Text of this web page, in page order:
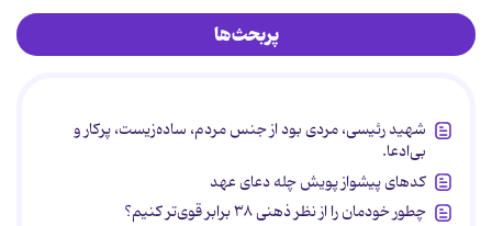
پربحث‌ها
شهید رئیسی، مردی بود از جنس مردم، ساده‌زیست، پرکار و
بی‌ادعا.
کدهای پیشواز پویش چله دعای عهد
چطور خودمان را از نظر ذهنی ۳۸ برابر قوی‌تر کنیم؟